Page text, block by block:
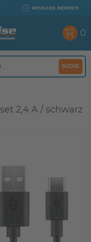
RESELLER BEREICH
SUCHE
0
2,4 A / schwarz